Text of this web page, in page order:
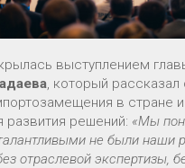
выступлением
, который рассказал
в стране и
развития решений: «Мы
не были наши
отраслевой экспертизы,